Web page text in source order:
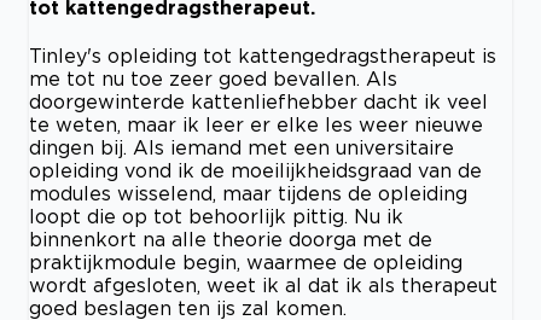
tot kattengedragstherapeut.
Tinley's opleiding tot kattengedragstherapeut is
me tot nu toe zeer goed bevallen. Als
doorgewinterde kattenliefhebber dacht ik veel
te weten, maar ik leer er elke les weer nieuwe
dingen bij. Als iemand met een universitaire
opleiding vond ik de moeilijkheidsgraad van de
modules wisselend, maar tijdens de opleiding
loopt die op tot behoorlijk pittig. Nu ik
binnenkort na alle theorie doorga met de
praktijkmodule begin, waarmee de opleiding
wordt afgesloten, weet ik al dat ik als therapeut
goed beslagen ten ijs zal komen.